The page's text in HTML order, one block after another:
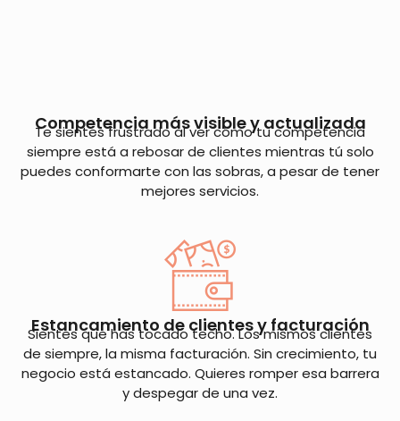
Competencia más visible y actualizada
Te sientes frustrado al ver cómo tu competencia
siempre está a rebosar de clientes mientras tú solo
puedes conformarte con las sobras, a pesar de tener
mejores servicios.
Estancamiento de clientes y facturación
Sientes que has tocado techo. Los mismos clientes
de siempre, la misma facturación. Sin crecimiento, tu
negocio está estancado. Quieres romper esa barrera
y despegar de una vez.